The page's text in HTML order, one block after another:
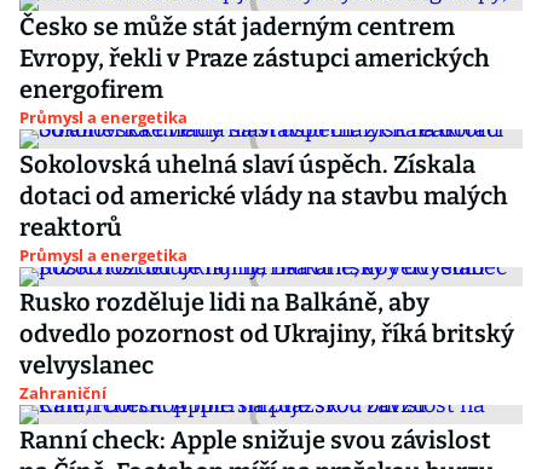
Česko se může stát jaderným centrem
Evropy, řekli v Praze zástupci amerických
energofirem
Průmysl a energetika
Sokolovská uhelná slaví úspěch. Získala
dotaci od americké vlády na stavbu malých
reaktorů
Průmysl a energetika
Rusko rozděluje lidi na Balkáně, aby
odvedlo pozornost od Ukrajiny, říká britský
velvyslanec
Zahraniční
Ranní check: Apple snižuje svou závislost